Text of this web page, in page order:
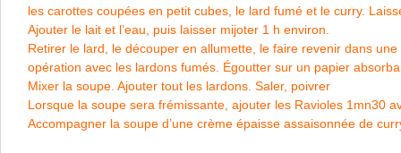
les carottes coupées en petit cubes, le lard fumé et le curry.
Ajouter le lait et l’eau, puis laisser mijoter 1 h environ.
Retirer le lard, le découper en allumette, le faire revenir dans
opération avec les lardons fumés. Égoutter sur un papier
Mixer la soupe. Ajouter tout les lardons. Saler, poivrer
Lorsque la soupe sera frémissante, ajouter les Ravioles 1mn30
Accompagner la soupe d’une crème épaisse assaisonnée de